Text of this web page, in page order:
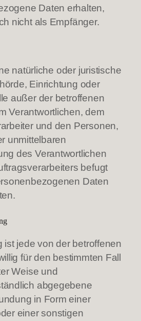
Daten erhalten,
nicht als Empfänger.
natürliche oder juristische
Einrichtung oder
außer der betroffenen
Verantwortlichen, dem
und den Personen,
unmittelbaren
des Verantwortlichen
befugt
Daten
ist jede von der betroffenen
für den bestimmten Fall
Weise und
abgegebene
in Form einer
einer sonstigen